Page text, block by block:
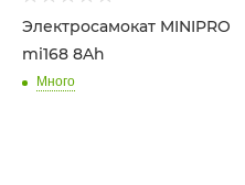
Электросамокат MINIPRO
mi168 8Ah
Много